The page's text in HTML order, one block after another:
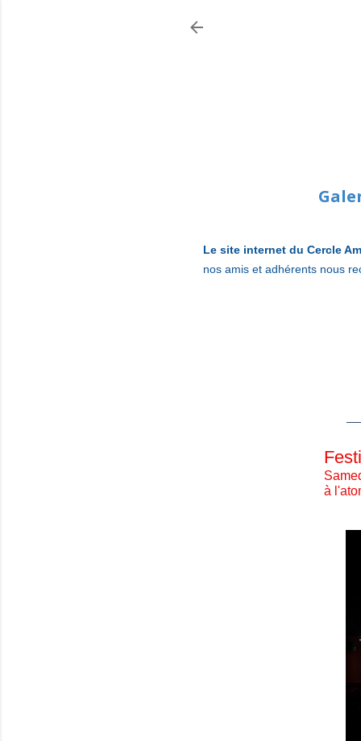
Le site internet du Cercle
nos amis et adhérents nous
à